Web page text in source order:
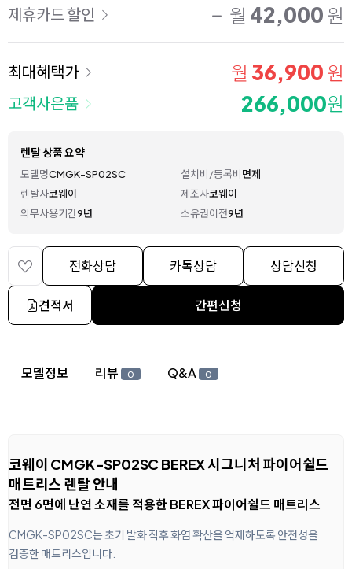
제휴카드 할인 월 42,000 원
최대혜택가 월 36,900 원
고객사은품 266,000원
렌탈 상품 요약
모델명CMGK-SP02SC 설치비/등록비면제
렌탈사코웨이 제조사코웨이
의무사용기간9년 소유권이전9년
전화상담 카톡상담 상담신청
견적서 간편신청
상세 정보
모델정보 리뷰 0 Q&A 0
코웨이 CMGK-SP02SC BEREX 시그니처 파이어쉴드
매트리스 렌탈 안내
전면 6면에 난연 소재를 적용한 BEREX 파이어쉴드 매트리스
CMGK-SP02SC는 초기 발화 직후 화염 확산을 억제하도록 안전성을
검증한 매트리스입니다.